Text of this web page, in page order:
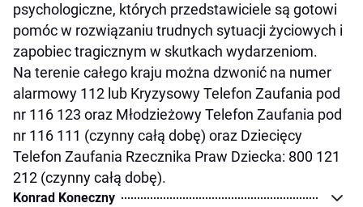
psychologiczne, których przedstawiciele są gotowi
pomóc w rozwiązaniu trudnych sytuacji życiowych i
zapobiec tragicznym w skutkach wydarzeniom.
Na terenie całego kraju można dzwonić na numer
alarmowy 112 lub Kryzysowy Telefon Zaufania pod
nr 116 123 oraz Młodzieżowy Telefon Zaufania pod
nr 116 111 (czynny całą dobę) oraz Dziecięcy
Telefon Zaufania Rzecznika Praw Dziecka: 800 121
212 (czynny całą dobę).
Konrad Koneczny